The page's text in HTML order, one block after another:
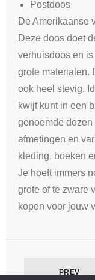
Postdoos
De Amerikaanse
Deze doos doet
verhuisdoos en
grote materialen.
ook heel stevig.
kwijt kunt in een
genoemde
afmetingen en
kleding, boeken
Je hoeft immers
grote of te zware
kopen voor jouw
PREV